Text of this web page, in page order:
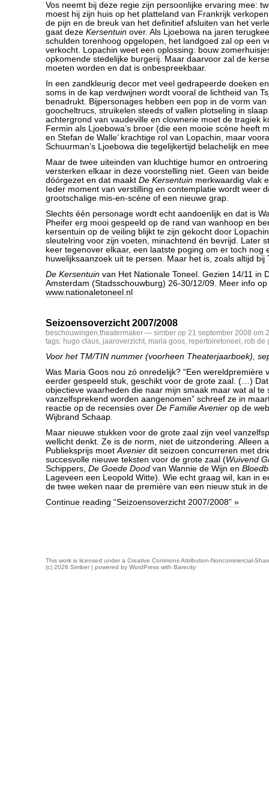
Vos neemt bij deze regie zijn persoonlijke ervaring mee:
moest hij zijn huis op het platteland van Frankrijk
de pijn en de breuk van het definitief afsluiten van het
gaat deze Kersentuin over. Als Ljoebowa na jaren
schulden torenhoog opgelopen, het landgoed zal op een
verkocht. Lopachin weet een oplossing: bouw
opkomende stedelijke burgerij. Maar daarvoor zal de
moeten worden en dat is onbespreekbaar.
In een zandkleurig decor met veel gedrapeerde doeken
soms in de kap verdwijnen wordt vooral de lichtheid van
benadrukt. Bijpersonages hebben een pop in de vorm
goocheltrucs, struikelen steeds of vallen plotseling in
achtergrond van vaudeville en clownerie moet de tragiek
Fermin als Ljoebowa’s broer (die een mooie scène heeft
en Stefan de Walle’ krachtige rol van Lopachin, maar
Schuurman’s Ljoebowa die tegelijkertijd belachelijk en
Maar de twee uiteinden van kluchtige humor en
versterken elkaar in deze voorstelling niet. Geen van
dóórgezet en dat maakt De Kersentuin merkwaardig vlak
Ieder moment van verstilling en contemplatie wordt weer
grootschalige mis-en-scène of een nieuwe grap.
Slechts één personage wordt echt aandoenlijk en dat is
Pheifer erg mooi gespeeld op de rand van wanhoop en
kersentuin op de veiling blijkt te zijn gekocht door
sleutelring voor zijn voeten, minachtend én bevrijd. Later
keer tegenover elkaar, een laatste poging om er toch nog
huwelijksaanzoek uit te persen. Maar het is, zoals altijd bij
De Kersentuin van Het Nationale Toneel. Gezien 14/11 in
Amsterdam (Stadsschouwburg) 26-30/12/09. Meer info op
www.nationaletoneel.nl
Seizoensoverzicht 2007/2008
beschouwingen,theatermaker — simber op 21 september 2008 om
tags: hugo claus, jaaroverzicht, maria goos, repertoiretoneel , rob de
Voor het TM/TIN nummer (voorheen Theaterjaarboek),
Was Maria Goos nou zó onredelijk? “Een wereldpremière
eerder gespeeld stuk, geschikt voor de grote zaal. (…)
objectieve waarheden die naar mijn smaak maar wat al te
vanzelfsprekend worden aangenomen” schreef ze in
reactie op de recensies over De Familie Avenier op de
Wijbrand Schaap.
Maar nieuwe stukken voor de grote zaal zijn veel
wellicht denkt. Ze is de norm, niet de uitzondering. Alleen
Publieksprijs moetAvenier dit seizoen concurreren met
succesvolle nieuwe teksten voor de grote zaal (Wuivend
Schippers, De Goede Dood van Wannie de Wijn en
Lageveen een Leopold Witte). Wie echt graag wil, kan in
de twee weken naar de première van een nieuw stuk in
Continue reading “Seizoensoverzicht 2007/2008” »
This work is licensed under a Creative Commons Attribution-Noncommercial-
(c) 2026 Simber | powered by WordPress with Barecity